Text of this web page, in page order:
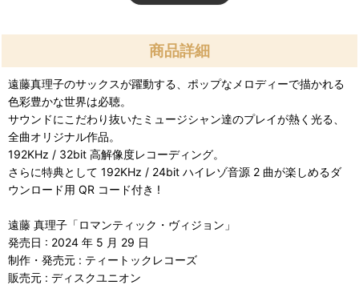
商品詳細
遠藤真理子のサックスが躍動する、ポップなメロディーで描かれる
色彩豊かな世界は必聴。
サウンドにこだわり抜いたミュージシャン達のプレイが熱く光る、
全曲オリジナル作品。
192KHz / 32bit 高解像度レコーディング。
さらに特典として 192KHz / 24bit ハイレゾ音源 2 曲が楽しめるダ
ウンロード用 QR コード付き !
遠藤 真理子「ロマンティック・ヴィジョン」
発売日 : 2024 年 5 月 29 日
制作・発売元 : ティートックレコーズ
販売元 : ディスクユニオン